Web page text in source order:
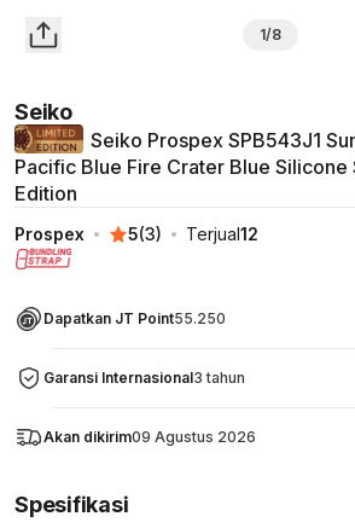
1/8
Seiko
Seiko Prospex SPB543J1
Pacific Blue Fire Crater Blue Silicone
Edition
Prospex 5(3) Terjual12
Dapatkan JT Point55.250
Garansi Internasional3 tahun
Akan dikirim09 Agustus 2026
Spesifikasi